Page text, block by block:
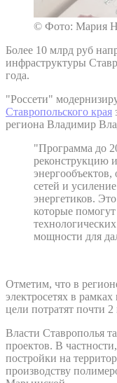
© Фото: Мария
Более 10 млрд руб
инфраструктуры
года.
"Россети"
Ставропольского края
региона Владимир
"Программа до
реконструкцию
сетей и
энергетиков.
которые
мощности для
Отметим, что в
электросетях в
цели потратят почти
Власти Ставрополья
проектов. В
постройки на
производству